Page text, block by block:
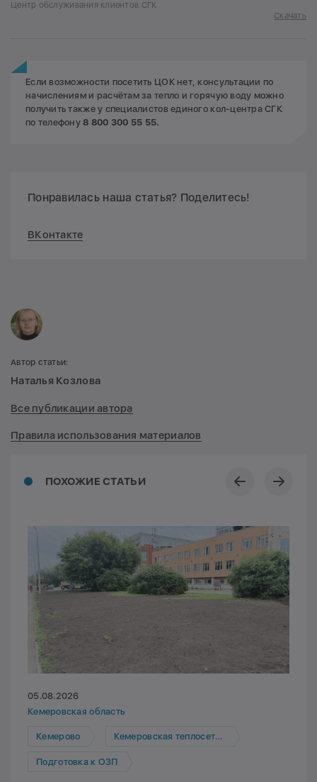
Центр обслуживания клиентов СГК
Скачать
Если возможности посетить ЦОК нет, консультации по
начислениям и расчётам за тепло и горячую воду можно
получить также у специалистов единого кол-центра СГК
по телефону8 800 300 55 55.
Понравилась наша статья? Поделитесь!
ВКонтакте
ПОХОЖИЕ СТАТЬИ
05.08.2026
Кемеровская область
Кемерово Кемеровская теплосетевая компания
Подготовка к ОЗП
Автор статьи:
Наталья Козлова
Все публикации автора
Правила использования материалов